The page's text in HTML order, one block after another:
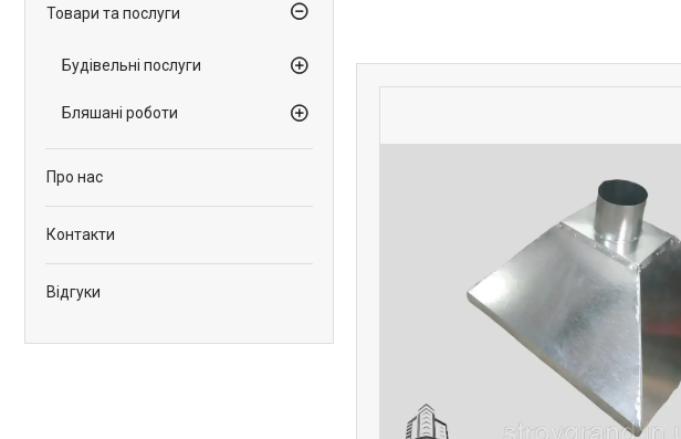
Товари та послуги
Будівельні послуги
Бляшані роботи
Про нас
Контакти
Відгуки